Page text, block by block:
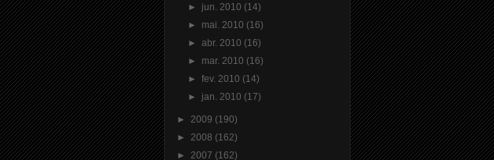
► jun. 2010 (14)
► mai. 2010 (16)
►abr. 2010 (16)
► mar. 2010 (16)
►fev. 2010 (14)
► jan. 2010 (17)
► 2009 (190)
► 2008 (162)
► 2007 (162)